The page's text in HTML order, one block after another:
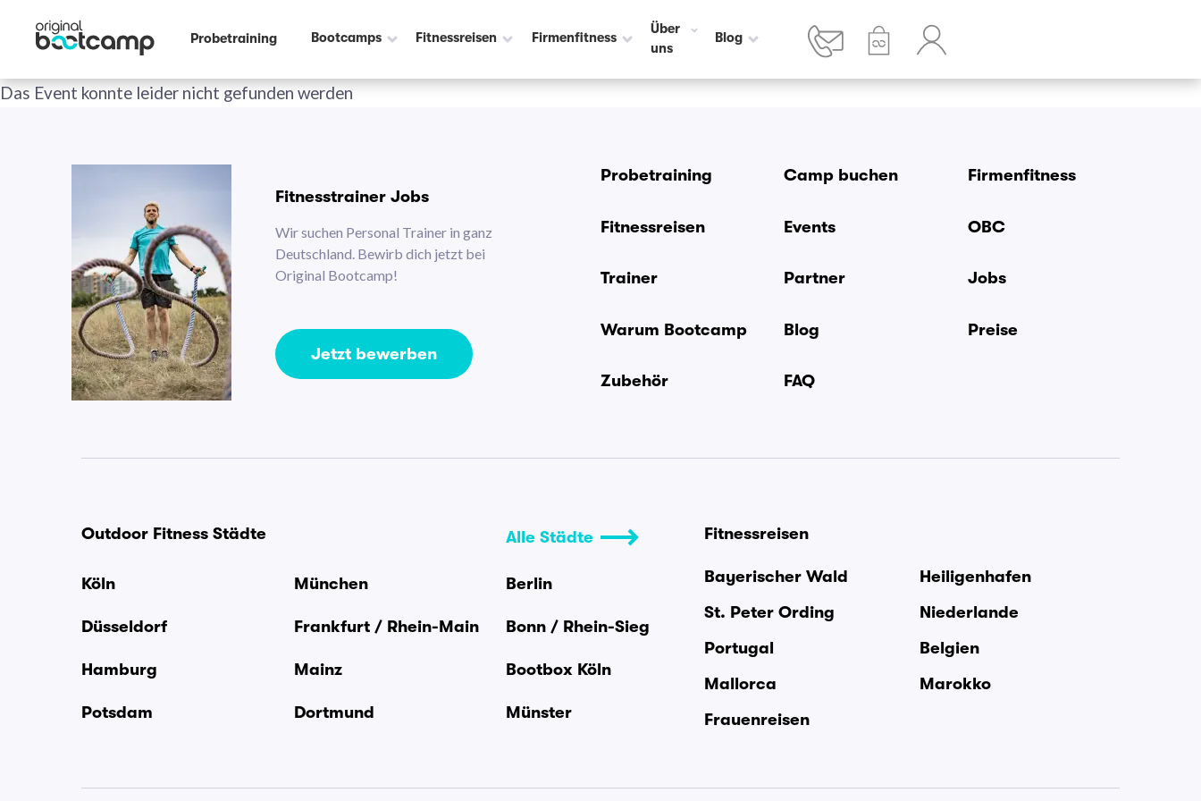
Probetraining Bootcamps Fitnessreisen Firmenfitness
Über
uns
Blog
Das Event konnte leider nicht gefunden werden
Fitnesstrainer Jobs
Wir suchen Personal Trainer in ganz
Deutschland. Bewirb dich jetzt bei
Original Bootcamp!
Jetzt bewerben
Probetraining Camp buchen Firmenfitness
Fitnessreisen Events OBC
Trainer Partner Jobs
Warum Bootcamp Blog Preise
Zubehör FAQ
Outdoor Fitness Städte Alle Städte
Köln München Berlin
Düsseldorf Frankfurt / Rhein-Main Bonn / Rhein-Sieg
Hamburg Mainz Bootbox Köln
Potsdam Dortmund Münster
Fitnessreisen
Bayerischer Wald
Heiligenhafen
St. Peter Ording
Niederlande
Portugal
Belgien
Mallorca
Marokko
Frauenreisen